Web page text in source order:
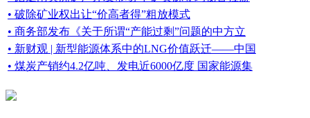
• 破除矿业权出让“价高者得”粗放模式
• 商务部发布《关于所谓“产能过剩”问题的中方立
• 新财观 | 新型能源体系中的LNG价值跃迁——中国
• 煤炭产销约4.2亿吨、发电近6000亿度 国家能源集